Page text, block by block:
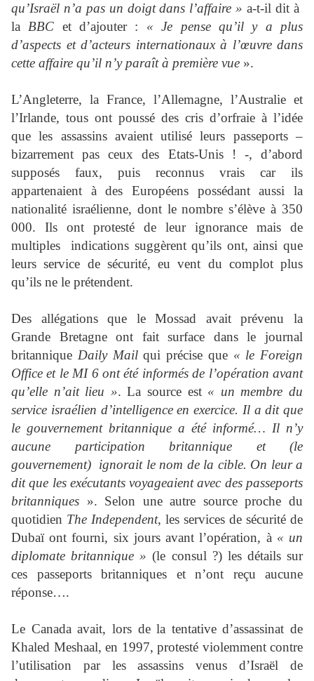
qu’Israël n’a pas un doigt dans l’affaire » a-t-il dit à
la BBC et d’ajouter : « Je pense qu’il y a plus
d’aspects et d’acteurs internationaux à l’œuvre dans
cette affaire qu’il n’y paraît à première vue ».
L’Angleterre, la France, l’Allemagne, l’Australie et
l’Irlande, tous ont poussé des cris d’orfraie à l’idée
que les assassins avaient utilisé leurs passeports –
bizarrement pas ceux des Etats-Unis ! -, d’abord
supposés faux, puis reconnus vrais car ils
appartenaient à des Européens possédant aussi la
nationalité israélienne, dont le nombre s’élève à 350
000. Ils ont protesté de leur ignorance mais de
multiples indications suggèrent qu’ils ont, ainsi que
leurs service de sécurité, eu vent du complot plus
qu’ils ne le prétendent.
Des allégations que le Mossad avait prévenu la
Grande Bretagne ont fait surface dans le journal
britannique Daily Mailqui précise que « le Foreign
Office et le MI 6 ont été informés de l’opération avant
qu’elle n’ait lieu ». La source est « un membre du
service israélien d’intelligence en exercice. Il a dit que
le gouvernement britannique a été informé… Il n’y
aucune participation britannique et (le
gouvernement) ignorait le nom de la cible. On leur a
dit que les exécutants voyageaient avec des passeports
britanniques ». Selon une autre source proche du
quotidien The Independent, les services de sécurité de
Dubaï ont fourni, six jours avant l’opération, à « un
diplomate britannique » (le consul ?) les détails sur
ces passeports britanniques et n’ont reçu aucune
réponse….
Le Canada avait, lors de la tentative d’assassinat de
Khaled Meshaal, en 1997, protesté violemment contre
l’utilisation par les assassins venus d’Israël de